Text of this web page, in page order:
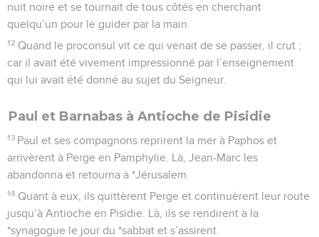
nuit noire et se tournait de tous côtés en cherchant
quelqu’un pour le guider par la main.
12 Quand le proconsul vit ce qui venait de se passer, il crut ;
car il avait été vivement impressionné par l’enseignement
qui lui avait été donné au sujet du Seigneur.
Paul et Barnabas à Antioche de Pisidie
13 Paul et ses compagnons reprirent la mer à Paphos et
arrivèrent à Perge en Pamphylie. Là, Jean-Marc les
abandonna et retourna à *Jérusalem.
14 Quant à eux, ils quittèrent Perge et continuèrent leur route
jusqu’à Antioche en Pisidie. Là, ils se rendirent à la
*synagogue le jour du *sabbat et s’assirent.